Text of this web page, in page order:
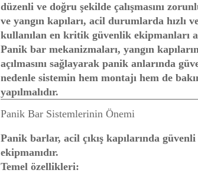
düzenli ve doğru şekilde çalışmasını
ve yangın kapıları, acil durumlarda hızlı
kullanılan en kritik güvenlik ekipmanları
Panik bar mekanizmaları, yangın
açılmasını sağlayarak panik anlarında
nedenle sistemin hem montajı hem de
yapılmalıdır.
Panik Bar Sistemlerinin Önemi
Panik barlar, acil çıkış kapılarında
ekipmanıdır.
Temel özellikleri: